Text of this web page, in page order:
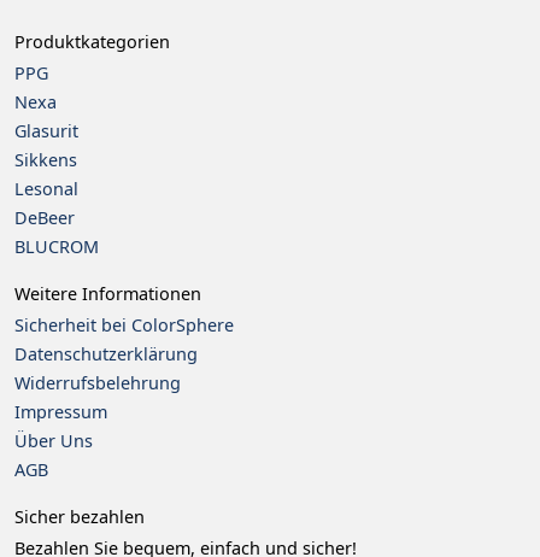
Produktkategorien
PPG
Nexa
Glasurit
Sikkens
Lesonal
DeBeer
BLUCROM
Weitere Informationen
Sicherheit bei ColorSphere
Datenschutzerklärung
Widerrufsbelehrung
Impressum
Über Uns
AGB
Sicher bezahlen
Bezahlen Sie bequem, einfach und sicher!